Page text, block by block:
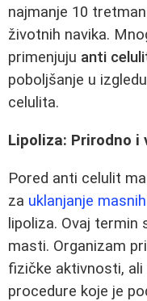
najmanje 10
životnih navika.
primenjuju anti
poboljšanje u
celulita.
Lipoliza: Prirodno
Pored anti celulit
za uklanjanje
lipoliza. Ovaj termin
masti. Organizam
fizičke aktivnosti,
procedure koje je